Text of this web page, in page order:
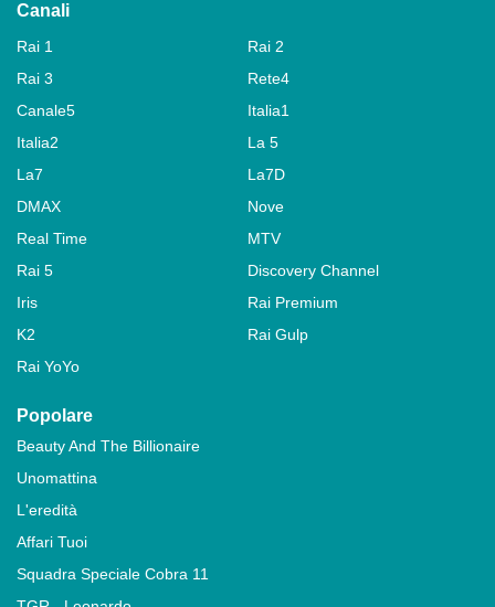
Canali
Rai 1
Rai 2
Rai 3
Rete4
Canale5
Italia1
Italia2
La 5
La7
La7D
DMAX
Nove
Real Time
MTV
Rai 5
Discovery Channel
Iris
Rai Premium
K2
Rai Gulp
Rai YoYo
Popolare
Beauty And The Billionaire
Unomattina
L'eredità
Affari Tuoi
Squadra Speciale Cobra 11